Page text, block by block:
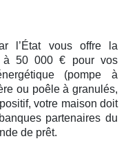
l’État vous offre la
à 50 000 € pour vos
(pompe à
ou poêle à granulés,
votre maison doit
partenaires du
de prêt.